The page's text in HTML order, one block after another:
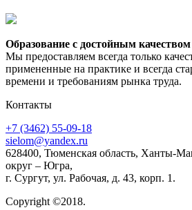
Образование с достойным качеством
Мы предоставляем всегда только
примененные на практике и всегда
времени и требованиям рынка труда.
Контакты
+7 (3462) 55-09-18
sielom@yandex.ru
628400, Тюменская область, Ханты-
округ – Югра,
г. Сургут, ул. Рабочая, д. 43, корп. 1.
Copyright ©2018.